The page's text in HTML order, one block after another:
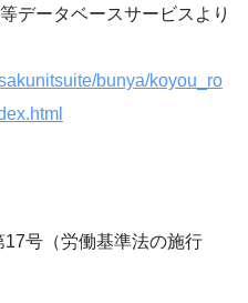
データベースサービスより
bunya/koyou_ro
号（労働基準法の施行